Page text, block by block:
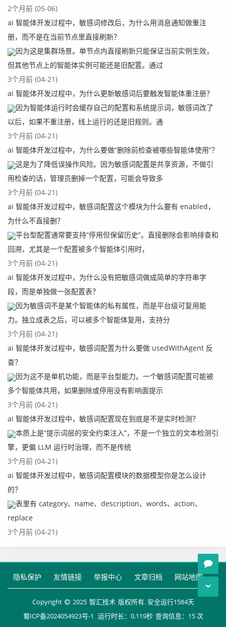
2个月前 (05-06)
ai 智能体开发过程中，敏感词修改后，为什么用消息通知做重注
册，而不是在当前节点里直接刷新？
因为这是集群场景。单节点内直接刷新只能保证当前实例生效，
但其他节点上的智能体实例可能还是旧配置。通过
3个月前 (04-21)
ai 智能体开发过程中，为什么更新敏感词后要触发智能体重注册？
因为智能体运行时会缓存自己的配置和系统提示词，敏感词改了
以后，如果不重注册，线上运行的还是旧规则。通
3个月前 (04-21)
ai 智能体开发过程中，为什么要做“删除前检查被哪些智能体使用”？
这是为了降低误操作风险。因为敏感词配置是共享资源，不做引
用检查的话，管理员删掉一个配置，可能会导致多
3个月前 (04-21)
ai 智能体开发过程中，敏感词配置这个模块为什么要有 enabled，
为什么不直接删？
平台型配置通常要支持“停用但保留历史”。直接删除会影响排查和
回溯，尤其是一个配置被多个智能体引用时，
3个月前 (04-21)
ai 智能体开发过程中，为什么没有把敏感词做成简单的字符串字
段，而是单独做一张配置表？
因为敏感词不是某个智能体的私有属性，而是平台级可复用能
力。独立成表之后，可以被多个智能体复用，支持分
3个月前 (04-21)
ai 智能体开发过程中，敏感词配置为什么要做 usedWithAgent 反
查？
因为这不是单机功能，而是平台型能力。一个敏感词配置可能被
多个智能体共用，如果删除或停用没有影响面提示
3个月前 (04-21)
ai 智能体开发过程中，敏感词配置现在到底是不是实时检测？
本质上是“提示词层的安全约束注入”，不是一个独立的文本检测引
擎，更偏 LLM 运行时治理，而不是传统
3个月前 (04-21)
ai 智能体开发过程中，敏感词配置模块的数据模型你是怎么设计
的？
表里有 category、name、description、words、action、
replace
3个月前 (04-21)
隐私保护 友情链接 举报中心 文章归档 网站地图
Copyright 2025 智汇技术 版权所有. 安全运行1584天
蜀ICP备2024054923号-1 运行时长：0.119秒 查询信息：15 次